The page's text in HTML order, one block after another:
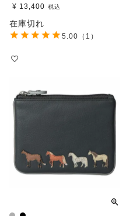
¥ 13,400 税込
在庫切れ
5.00 （1）